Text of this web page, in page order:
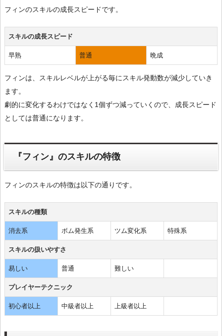
フィンのスキルの成長スピードです。
スキルの成長スピード
早熟 普通 晩成
フィンは、スキルレベルが上がる毎にスキル発動数が減少していき
ます。
劇的に変化するわけではなく1個ずつ減っていくので、成長スピード
としては普通になります。
『フィン』のスキルの特徴
フィンのスキルの特徴は以下の通りです。
スキルの種類
消去系 ボム発生系 ツム変化系 特殊系
スキルの扱いやすさ
易しい 普通 難しい
プレイヤーテクニック
初心者以上 中級者以上 上級者以上